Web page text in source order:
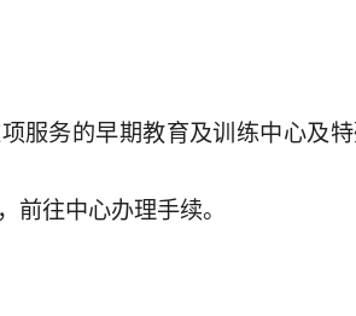
服务的早期教育及训练中心及
前往中心办理手续。